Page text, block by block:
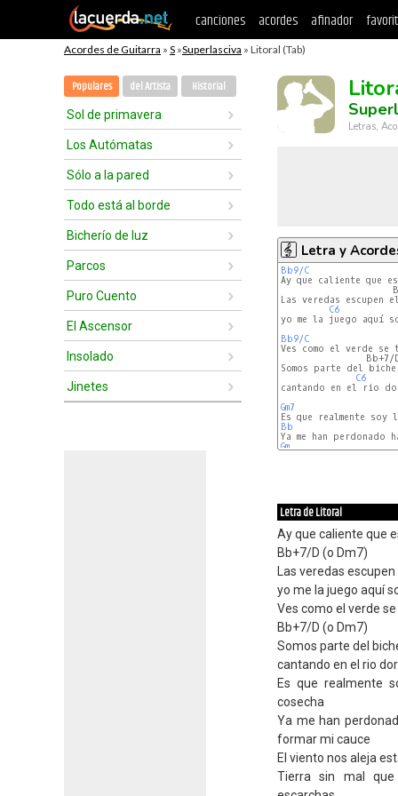
canciones acordes afinador
Acordes de Guitarra » S »Superlasciva » Litoral (Tab)
Populares del Artista Historial
Sol de primavera
Los Autómatas
Sólo a la pared
Todo está al borde
Bicherío de luz
Parcos
Puro Cuento
El Ascensor
Insolado
Jinetes
Letras,
Letra y
Bb9/C
Ay que caliente que
Las veredas escupen
C6
yo me la juego aquí
Bb9/C
Ves como el verde
Bb+7/
Somos parte del
C6
cantando en el rio
Gm7
Bb
Gm
Letra de Litoral
Ay que caliente que
Bb+7/D (o Dm7)
Las veredas
yo me la juego aquí
Ves como el verde
Bb+7/D (o Dm7)
Somos parte del
cantando en el rio
Es que realmente
cosecha
Ya me han
formar mi cauce
El viento nos aleja
Tierra sin mal